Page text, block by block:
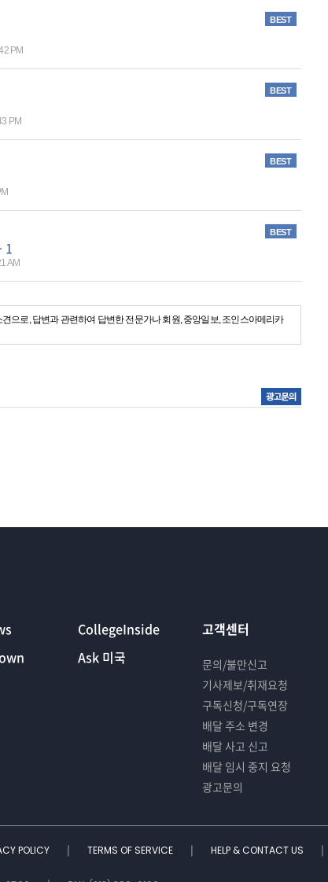
BEST
PM
BEST
PM
BEST
BEST
1
AM
으로, 답변과 관련하여 답변한 전문가나 회원, 중앙일보, 조인스아메리카
CollegeInside
Ask 미국
고객센터
문의/불만신고
기사제보/취재요청
구독신청/구독연장
배달 주소 변경
배달 사고 신고
배달 임시 중지 요청
광고문의
POLICY TERMS OF SERVICE HELP & CONTACT US